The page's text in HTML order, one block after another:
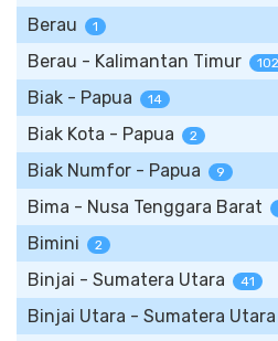
Berau 1
Berau - Kalimantan Timur 102
Biak - Papua 14
Biak Kota - Papua 2
Biak Numfor - Papua 9
Bima - Nusa Tenggara Barat
Bimini 2
Binjai - Sumatera Utara 41
Binjai Utara - Sumatera Utara